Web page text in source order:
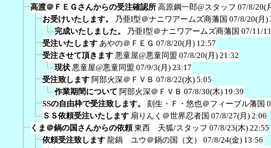
高渡＠ＦＥＧさんからの受注確認所 高原鋼一郎@スタッフ 07/8/20(
お受けいたします。
乃亜I型＠ナニワアームズ商藩国 07/8/20(月)
完成いたしました。
乃亜I型＠ナニワアームズ商藩国 07/11/
受注いたします あやの＠ＦＥＧ 07/8/20(月) 12:57
受注させて頂きます 悪童屋@悪童同盟 07/8/20(月) 21:32
現状 悪童屋@悪童同盟 07/9/3(月) 23:17
受注致します 阿部火深＠ＦＶＢ 07/8/22(水) 5:05
作業期間について 阿部火深＠ＦＶＢ 07/8/30(木) 19:39
SSの自由枠で受注致します。
刻生・Ｆ・悠也＠フィーブル藩国
ＳＳ依頼受注いたします 扇りんく＠世界忍者国 07/8/27(月) 2:06
くま＠鍋の国さんからの依頼 東西 天狐/スタッフ 07/8/23(木) 22:55
依頼受注致します 龍鍋 ユウ＠鍋の国（文）
07/8/24(金) 13:56